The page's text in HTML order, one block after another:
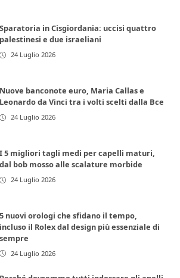
Sparatoria in Cisgiordania: uccisi quattro
palestinesi e due israeliani
24 Luglio 2026
Nuove banconote euro, Maria Callas e
Leonardo da Vinci tra i volti scelti dalla Bce
24 Luglio 2026
I 5 migliori tagli medi per capelli maturi,
dal bob mosso alle scalature morbide
24 Luglio 2026
5 nuovi orologi che sfidano il tempo,
incluso il Rolex dal design più essenziale di
sempre
24 Luglio 2026